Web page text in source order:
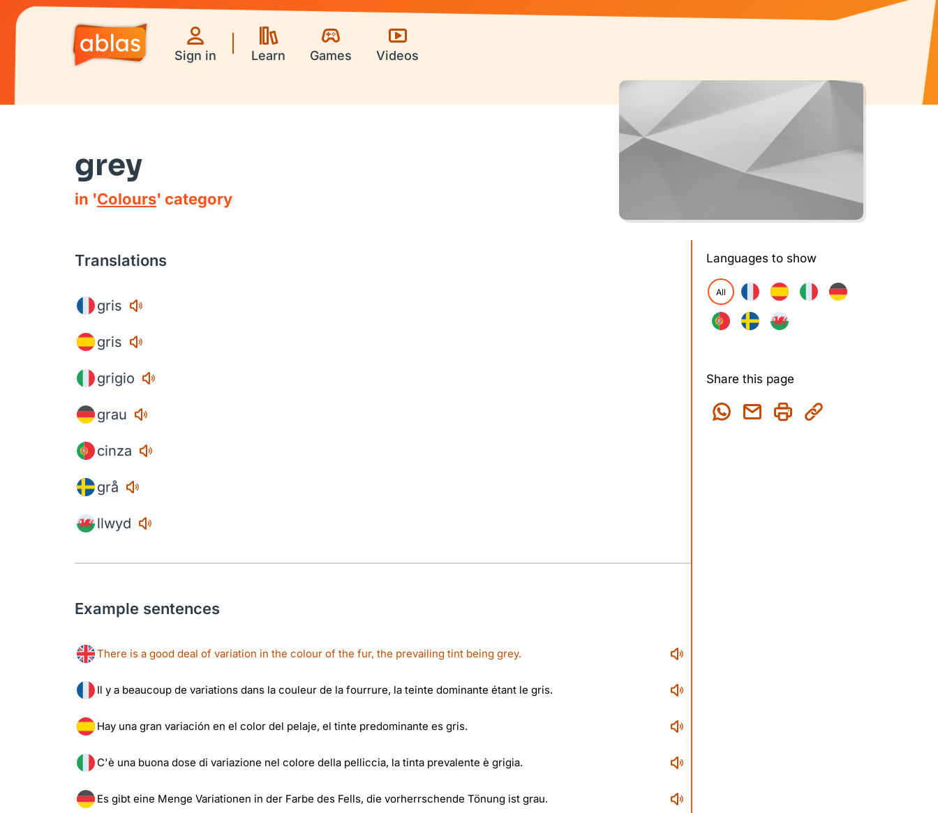
Sign in Learn Games Videos
grey
in 'Colours' category
Translations
gris
gris
grigio
grau
cinza
grå
llwyd
Example sentences
There is a good deal of variation in the colour of the fur, the prevailing tint being grey.
Il y a beaucoup de variations dans la couleur de la fourrure, la teinte dominante étant le gris.
Hay una gran variación en el color del pelaje, el tinte predominante es gris.
C'è una buona dose di variazione nel colore della pelliccia, la tinta prevalente è grigia.
Es gibt eine Menge Variationen in der Farbe des Fells, die vorherrschende Tönung ist grau.
Languages to show
All
Share this page